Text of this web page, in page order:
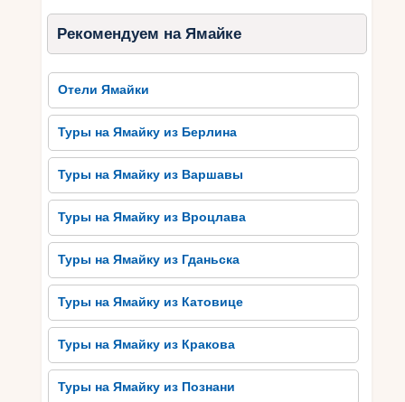
Рекомендуем на Ямайке
Отели Ямайки
Туры на Ямайку из Берлина
Туры на Ямайку из Варшавы
Туры на Ямайку из Вроцлава
Туры на Ямайку из Гданьска
Туры на Ямайку из Катовице
Туры на Ямайку из Кракова
Туры на Ямайку из Познани